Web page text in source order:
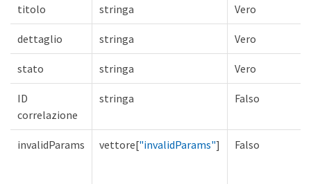
titolo stringa Vero
dettaglio stringa Vero
stato stringa Vero
ID
correlazione
stringa Falso
invalidParams vettore["invalidParams"] Falso